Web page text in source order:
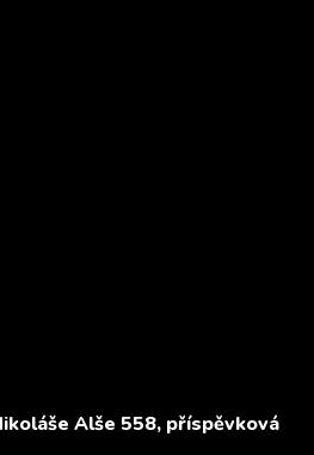
Alše 558, příspěvková